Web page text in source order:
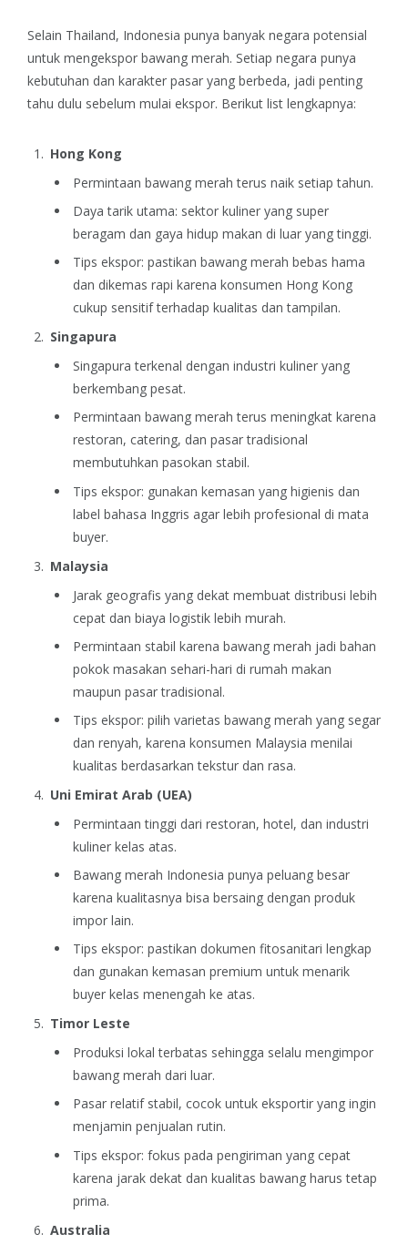
Selain Thailand, Indonesia punya banyak negara potensial
untuk mengekspor bawang merah. Setiap negara punya
kebutuhan dan karakter pasar yang berbeda, jadi penting
tahu dulu sebelum mulai ekspor. Berikut list lengkapnya:
Hong Kong
Permintaan bawang merah terus naik setiap tahun.
Daya tarik utama: sektor kuliner yang super
beragam dan gaya hidup makan di luar yang tinggi.
Tips ekspor: pastikan bawang merah bebas hama
dan dikemas rapi karena konsumen Hong Kong
cukup sensitif terhadap kualitas dan tampilan.
Singapura
Singapura terkenal dengan industri kuliner yang
berkembang pesat.
Permintaan bawang merah terus meningkat karena
restoran, catering, dan pasar tradisional
membutuhkan pasokan stabil.
Tips ekspor: gunakan kemasan yang higienis dan
label bahasa Inggris agar lebih profesional di mata
buyer.
Malaysia
Jarak geografis yang dekat membuat distribusi lebih
cepat dan biaya logistik lebih murah.
Permintaan stabil karena bawang merah jadi bahan
pokok masakan sehari-hari di rumah makan
maupun pasar tradisional.
Tips ekspor: pilih varietas bawang merah yang segar
dan renyah, karena konsumen Malaysia menilai
kualitas berdasarkan tekstur dan rasa.
Uni Emirat Arab (UEA)
Permintaan tinggi dari restoran, hotel, dan industri
kuliner kelas atas.
Bawang merah Indonesia punya peluang besar
karena kualitasnya bisa bersaing dengan produk
impor lain.
Tips ekspor: pastikan dokumen fitosanitari lengkap
dan gunakan kemasan premium untuk menarik
buyer kelas menengah ke atas.
Timor Leste
Produksi lokal terbatas sehingga selalu mengimpor
bawang merah dari luar.
Pasar relatif stabil, cocok untuk eksportir yang ingin
menjamin penjualan rutin.
Tips ekspor: fokus pada pengiriman yang cepat
karena jarak dekat dan kualitas bawang harus tetap
prima.
Australia